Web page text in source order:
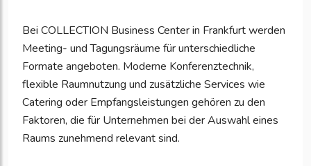
Bei COLLECTION Business Center in Frankfurt werden
Meeting- und Tagungsräume für unterschiedliche
Formate angeboten. Moderne Konferenztechnik,
flexible Raumnutzung und zusätzliche Services wie
Catering oder Empfangsleistungen gehören zu den
Faktoren, die für Unternehmen bei der Auswahl eines
Raums zunehmend relevant sind.